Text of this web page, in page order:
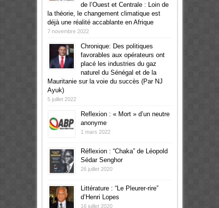
de l’Ouest et Centrale : Loin de
la théorie, le changement climatique est
déjà une réalité accablante en Afrique
7 novembre 2022
Chronique: Des politiques
favorables aux opérateurs ont
placé les industries du gaz
naturel du Sénégal et de la
Mauritanie sur la voie du succès (Par NJ
Ayuk)
5 juillet 2022
Reflexion : « Mort » d’un neutre
anonyme
1 mars 2022
Réflexion : “Chaka” de Léopold
Sédar Senghor
26 juillet 2020
Littérature : “Le Pleurer-rire”
d’Henri Lopes
16 juillet 2020